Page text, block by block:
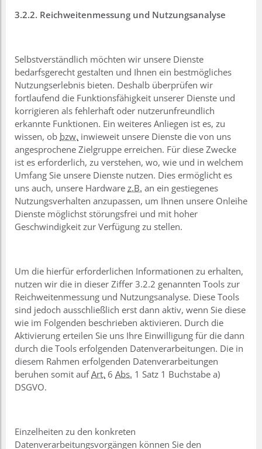
3.2.2. Reichweitenmessung und Nutzungsanalyse
Selbstverständlich möchten wir unsere Dienste
bedarfsgerecht gestalten und Ihnen ein bestmögliches
Nutzungserlebnis bieten. Deshalb überprüfen wir
fortlaufend die Funktionsfähigkeit unserer Dienste und
korrigieren als fehlerhaft oder nutzerunfreundlich
erkannte Funktionen. Ein weiteres Anliegen ist es, zu
wissen, ob bzw. inwieweit unsere Dienste die von uns
angesprochene Zielgruppe erreichen. Für diese Zwecke
ist es erforderlich, zu verstehen, wo, wie und in welchem
Umfang Sie unsere Dienste nutzen. Dies ermöglicht es
uns auch, unsere Hardware z.B. an ein gestiegenes
Nutzungsverhalten anzupassen, um Ihnen unsere Onleihe
Dienste möglichst störungsfrei und mit hoher
Geschwindigkeit zur Verfügung zu stellen.
Um die hierfür erforderlichen Informationen zu erhalten,
nutzen wir die in dieser Ziffer 3.2.2 genannten Tools zur
Reichweitenmessung und Nutzungsanalyse. Diese Tools
sind jedoch ausschließlich erst dann aktiv, wenn Sie diese
wie im Folgenden beschrieben aktivieren. Durch die
Aktivierung erteilen Sie uns Ihre Einwilligung für die dann
durch die Tools erfolgenden Datenverarbeitungen. Die in
diesem Rahmen erfolgenden Datenverarbeitungen
beruhen somit aufArt. 6 Abs. 1 Satz 1 Buchstabe a)
DSGVO.
Einzelheiten zu den konkreten
Datenverarbeitungsvorgängen können Sie den